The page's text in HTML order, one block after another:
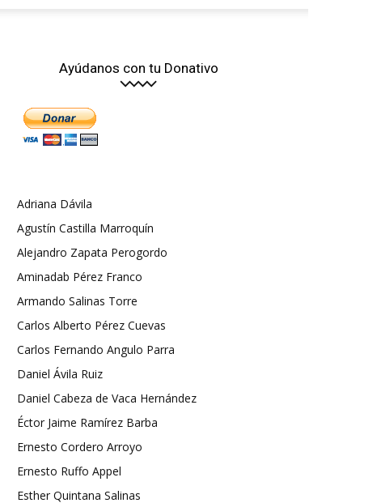
Ayúdanos con tu Donativo
Adriana Dávila
Agustín Castilla Marroquín
Alejandro Zapata Perogordo
Aminadab Pérez Franco
Armando Salinas Torre
Carlos Alberto Pérez Cuevas
Carlos Fernando Angulo Parra
Daniel Ávila Ruiz
Daniel Cabeza de Vaca Hernández
Éctor Jaime Ramírez Barba
Ernesto Cordero Arroyo
Ernesto Ruffo Appel
Esther Quintana Salinas